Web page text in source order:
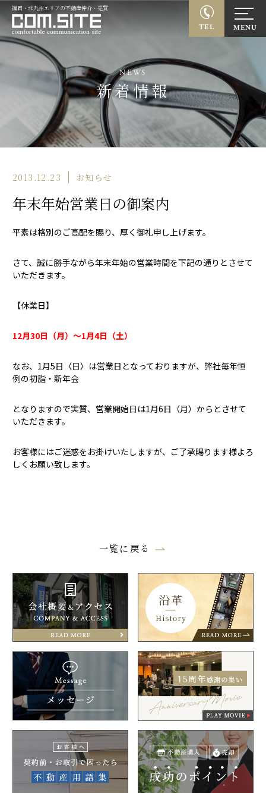
福岡・北九州エリアの不動産仲介・売買
TEL
NEWS
新着情報
2013.12.23 お知らせ
年末年始営業日の御案内
平素は格別のご高配を賜り、厚く御礼申し上げます。
さて、誠に勝手ながら年末年始の営業時間を下記の通りとさせて
いただきます。
【休業日】
12月30日（月）～1月4日（土）
なお、1月5日（日）は営業日となっておりますが、弊社毎年恒
例の初詣・新年会
となりますので実質、営業開始日は1月6日（月）からとさせて
いただきます。
お客様にはご迷惑をお掛けいたしますが、ご了承賜ります様よろ
しくお願い致します。
一覧に戻る